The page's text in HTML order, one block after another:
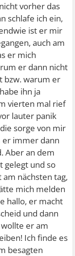
vorher das
schlafe ich ein,
ist er mir
auch am
er mich
er dann nicht
bzw. warum er
ihn ja
vierten mal rief
lauter panik
sorge von mir
er immer dann
Aber an dem
gelegt und so
nächsten tag,
mich melden
hallo, er macht
und dann
er am
Ich finde es
besagten